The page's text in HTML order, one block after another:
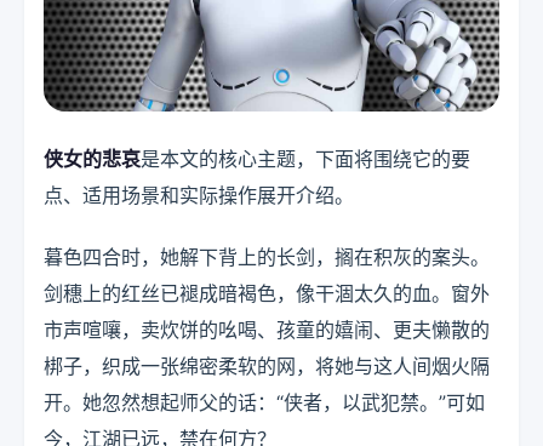
侠女的悲哀是本文的核心主题，下面将围绕它的要
点、适用场景和实际操作展开介绍。
暮色四合时，她解下背上的长剑，搁在积灰的案头。
剑穗上的红丝已褪成暗褐色，像干涸太久的血。窗外
市声喧嚷，卖炊饼的吆喝、孩童的嬉闹、更夫懒散的
梆子，织成一张绵密柔软的网，将她与这人间烟火隔
开。她忽然想起师父的话：“侠者，以武犯禁。”可如
今，江湖已远，禁在何方？